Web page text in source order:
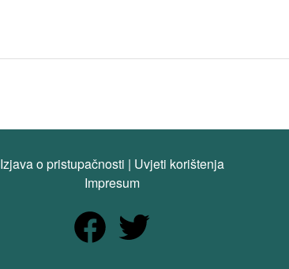
Izjava o pristupačnosti | Uvjeti korištenja
Impresum